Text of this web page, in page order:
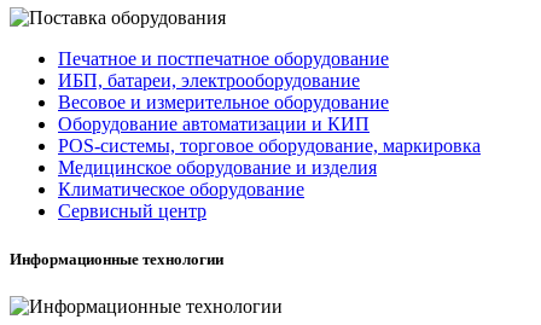
Печатное и постпечатное оборудование
ИБП, батареи, электрооборудование
Весовое и измерительное оборудование
Оборудование автоматизации и КИП
POS-системы, торговое оборудование, маркировка
Медицинское оборудование и изделия
Климатическое оборудование
Сервисный центр
Информационные технологии